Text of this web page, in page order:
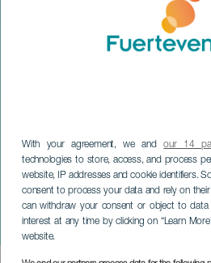
With your agreement, we andour 14
technologies to store, access, and process
website, IP addresses and cookie identifiers.
consent to process your data and rely on
can withdraw your consent or object to data
interest at any time by clicking on “Learn
website.
Mega
„Sol y Luna”
FUERTEVENTURA